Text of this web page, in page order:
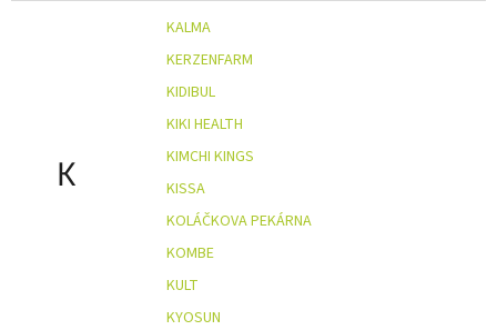
K
KALMA
KERZENFARM
KIDIBUL
KIKI HEALTH
KIMCHI KINGS
KISSA
KOLÁČKOVA PEKÁRNA
KOMBE
KULT
KYOSUN